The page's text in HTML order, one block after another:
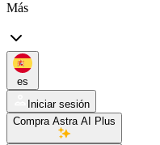
Más
es
Iniciar sesión
Compra Astra AI Plus